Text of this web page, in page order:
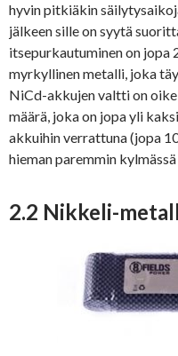
hyvin pitkiäkin
jälkeen sille on syytä
itsepurkautuminen on jopa
myrkyllinen metalli, joka
NiCd-akkujen valtti on
määrä, joka on jopa yli
akkuihin verrattuna (jopa
hieman paremmin
2.2 Nikkeli-